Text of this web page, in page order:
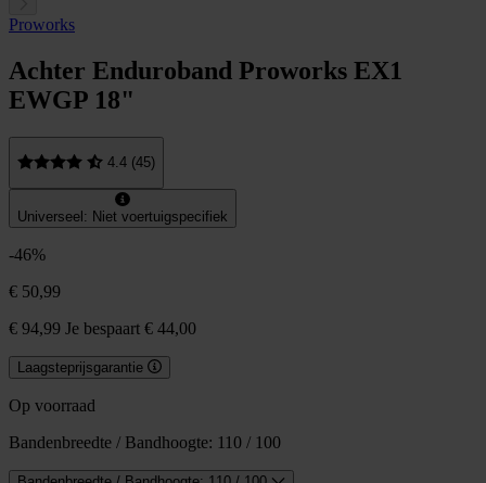
Proworks
Achter Enduroband Proworks EX1
EWGP 18"
4.4 (45)
Universeel: Niet voertuigspecifiek
-46%
€ 50,99
€ 94,99 Je bespaart € 44,00
Laagsteprijsgarantie
Op voorraad
Bandenbreedte / Bandhoogte: 110 / 100